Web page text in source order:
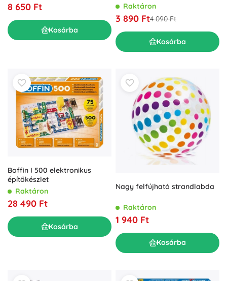
8 650 Ft
Kosárba
Raktáron
3 890 Ft4 090 Ft
Kosárba
Boffin I 500 elektronikus
építőkészlet
Raktáron
28 490 Ft
Kosárba
Nagy felfújható strandlabda
Raktáron
1 940 Ft
Kosárba